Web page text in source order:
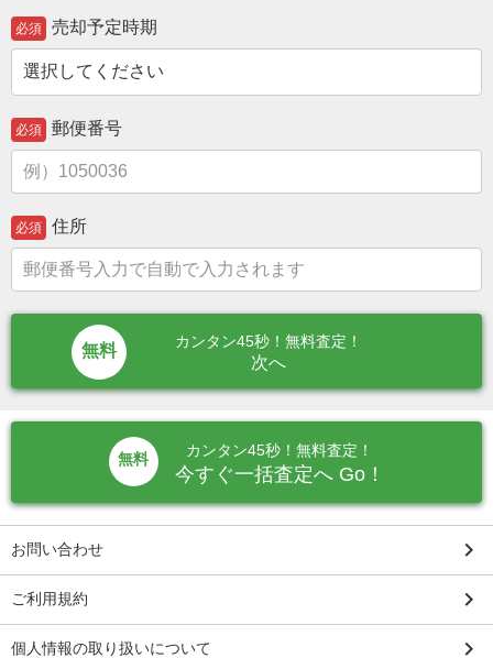
必須 売却予定時期
必須 郵便番号
必須 住所
カンタン45秒！無料査定！
次へ
無料
カンタン45秒！無料査定！
今すぐ一括査定へ Go！
お問い合わせ keyboard_arrow_right
ご利用規約 keyboard_arrow_right
個人情報の取り扱いについて keyboard_arrow_right